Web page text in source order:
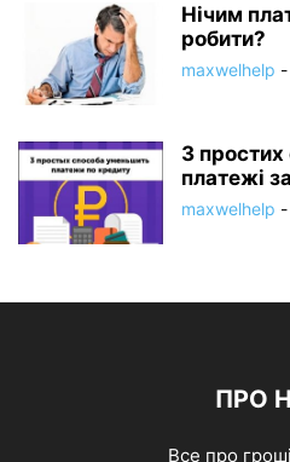
Нічим
робити?
maxwelhelp -
3
платежі
maxwelhelp -
ПРО
Все про